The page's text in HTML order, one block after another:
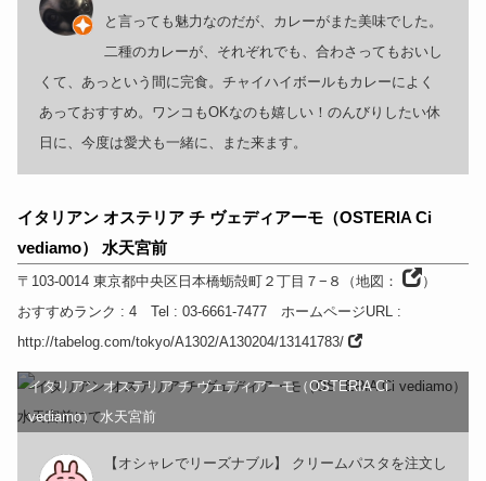
と言っても魅力なのだが、カレーがまた美味でした。
二種のカレーが、それぞれでも、合わさってもおいし
くて、あっという間に完食。チャイハイボールもカレーによく
あっておすすめ。ワンコもOKなのも嬉しい！のんびりしたい休
日に、今度は愛犬も一緒に、また来ます。
イタリアン オステリア チ ヴェディアーモ（OSTERIA Ci
vediamo） 水天宮前
〒103-0014 東京都中央区日本橋蛎殻町２丁目７−８ （地図：
）
おすすめランク : 4 Tel : 03-6661-7477 ホームページURL:
http://tabelog.com/tokyo/A1302/A130204/13141783/
イタリアン オステリア チ ヴェディアーモ（OSTERIA Ci
vediamo） 水天宮前
【オシャレでリーズナブル】 クリームパスタを注文し